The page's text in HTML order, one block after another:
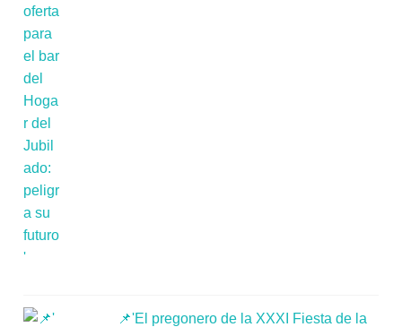
📌'El pregonero de la XXXI Fiesta de la